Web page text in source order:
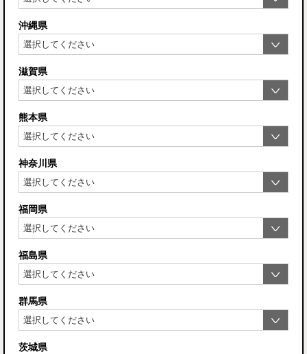
沖縄県
滋賀県
熊本県
神奈川県
福岡県
福島県
群馬県
茨城県